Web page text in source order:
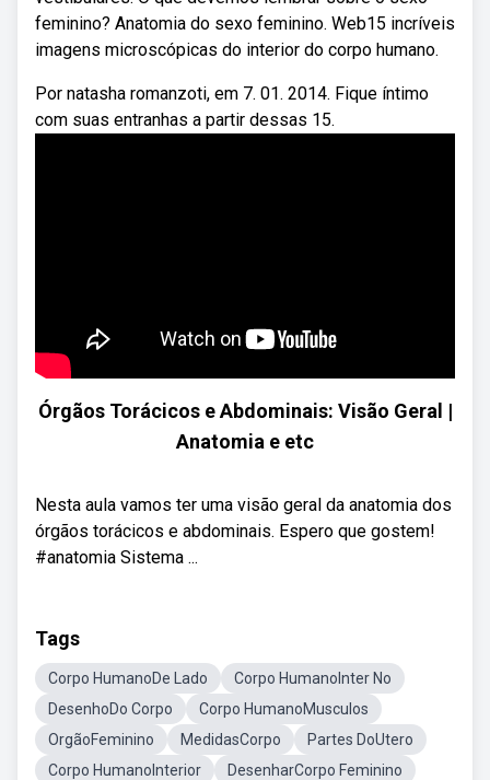
feminino? Anatomia do sexo feminino. Web15 incríveis
imagens microscópicas do interior do corpo humano.
Por natasha romanzoti, em 7. 01. 2014. Fique íntimo
com suas entranhas a partir dessas 15.
Órgãos Torácicos e Abdominais: Visão Geral |
Anatomia e etc
Nesta aula vamos ter uma visão geral da anatomia dos
órgãos torácicos e abdominais. Espero que gostem!
#anatomia Sistema ...
Tags
Corpo HumanoDe Lado
Corpo HumanoInter No
DesenhoDo Corpo
Corpo HumanoMusculos
OrgãoFeminino
MedidasCorpo
Partes DoUtero
Corpo HumanoInterior
DesenharCorpo Feminino